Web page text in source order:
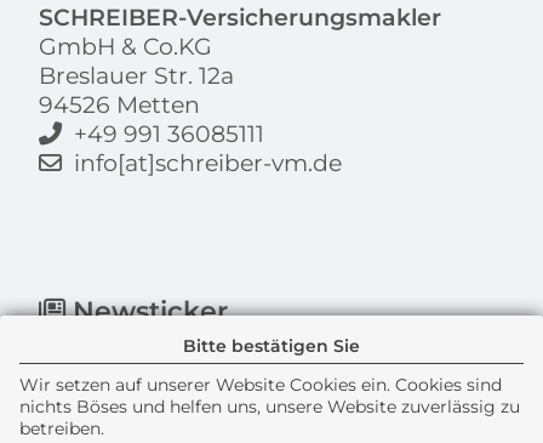
Bitte bestätigen Sie
Wir setzen auf unserer Website Cookies ein. Cookies sind
nichts Böses und helfen uns, unsere Website zuverlässig zu
betreiben.
SCHREIBER-Versicherungsmakler
GmbH & Co.KG
Breslauer Str. 12a
94526 Metten
+49 991 36085111
info[at]schreiber-vm.de
Newsticker